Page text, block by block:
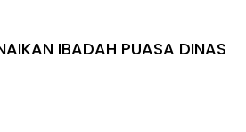
IBADAH PUASA DINAS